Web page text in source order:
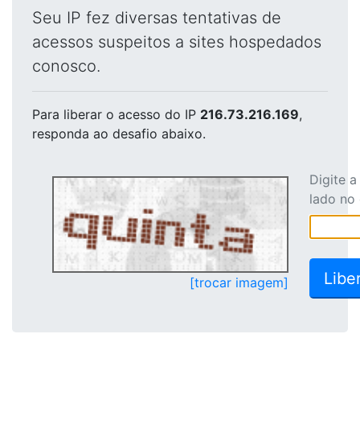
Seu IP fez diversas tentativas de
acessos suspeitos a sites hospedados
conosco.
Para liberar o acesso do IP 216.73.216.169,
responda ao desafio abaixo.
[trocar imagem]
Digite
lado no